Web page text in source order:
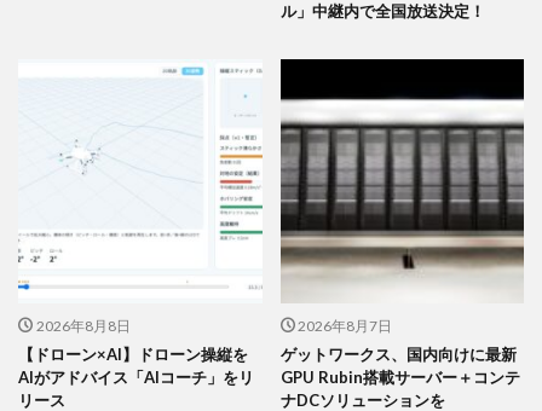
ル」中継内で全国放送決定！
2026年8月8日
【ドローン×AI】ドローン操縦を
AIがアドバイス「AIコーチ」をリ
リース
2026年8月7日
ゲットワークス、国内向けに最新
GPU Rubin搭載サーバー＋コンテ
ナDCソリューションを